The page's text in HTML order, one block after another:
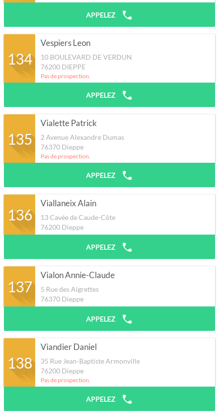
APPELEZ
134
Vespiers Leon
10 BOULEVARD DE VERDUN
76200 DIEPPE
Pas de prospection.
APPELEZ
135
Vialette Patrick
2 Avenue Alexandre Dumas
76370 Dieppe
Pas de prospection.
APPELEZ
136
Viallaneix Alain
13 Cavée de Caude-Côte
76200 Dieppe
APPELEZ
137
Vialon Annie-Claude
5 Rue des Aigrettes
76370 Dieppe
APPELEZ
138
Viandier Daniel
35 Rue Jean-Baptiste Armonville
76200 Dieppe
Pas de prospection.
APPELEZ